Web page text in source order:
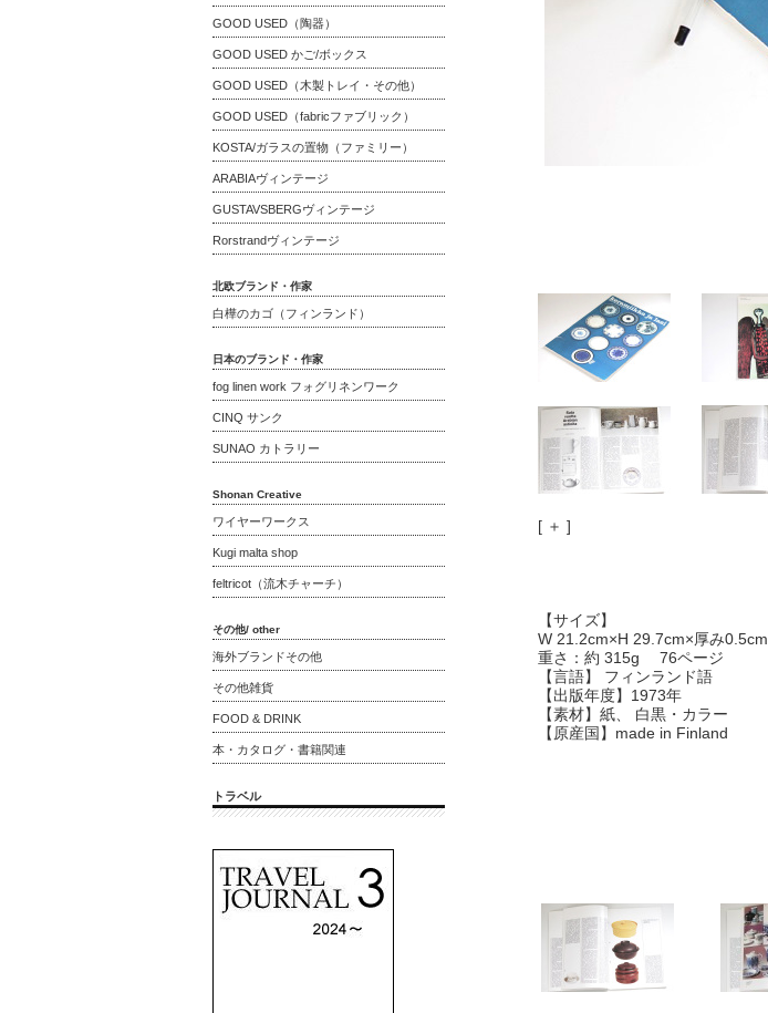
[ ＋ ]
【サイズ】
W 21.2cm×H 29.7cm×厚み0.5cm
重さ：約 315g 76ページ
【言語】 フィンランド語
【出版年度】1973年
【素材】紙、 白黒・カラー
【原産国】made in Finland
GOOD USED（陶器）
GOOD USED かご/ボックス
GOOD USED（木製トレイ・その他）
GOOD USED（fabricファブリック）
KOSTA/ガラスの置物（ファミリー）
ARABIAヴィンテージ
GUSTAVSBERGヴィンテージ
Rorstrandヴィンテージ
北欧ブランド・作家
白樺のカゴ（フィンランド）
日本のブランド・作家
fog linen work フォグリネンワーク
CINQ サンク
SUNAO カトラリー
Shonan Creative
ワイヤーワークス
Kugi malta shop
feltricot（流木チャーチ）
その他/ other
海外ブランドその他
その他雑貨
FOOD & DRINK
本・カタログ・書籍関連
トラベル